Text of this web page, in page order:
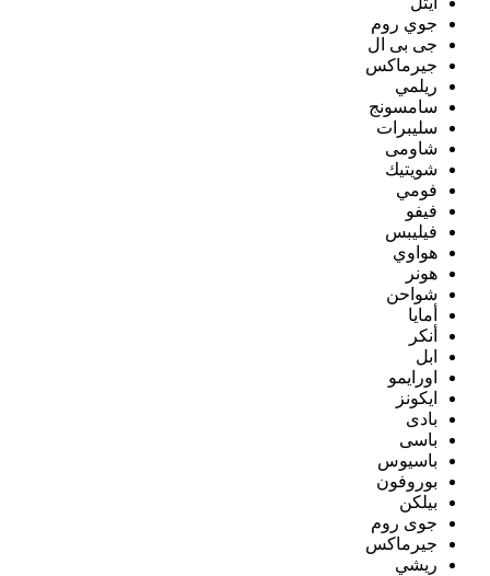
جوي روم
جى بى ال
جيرماكس
ريلمي
سامسونج
سليبرات
شاومى
شويتيك
فومي
فيفو
فيليبس
هواوي
هونر
شواحن
أمايا
أنكر
ابل
اورايمو
ايكونز
بادى
باسى
باسيوس
بوروفون
بيلكن
جوى روم
جيرماكس
ريشي